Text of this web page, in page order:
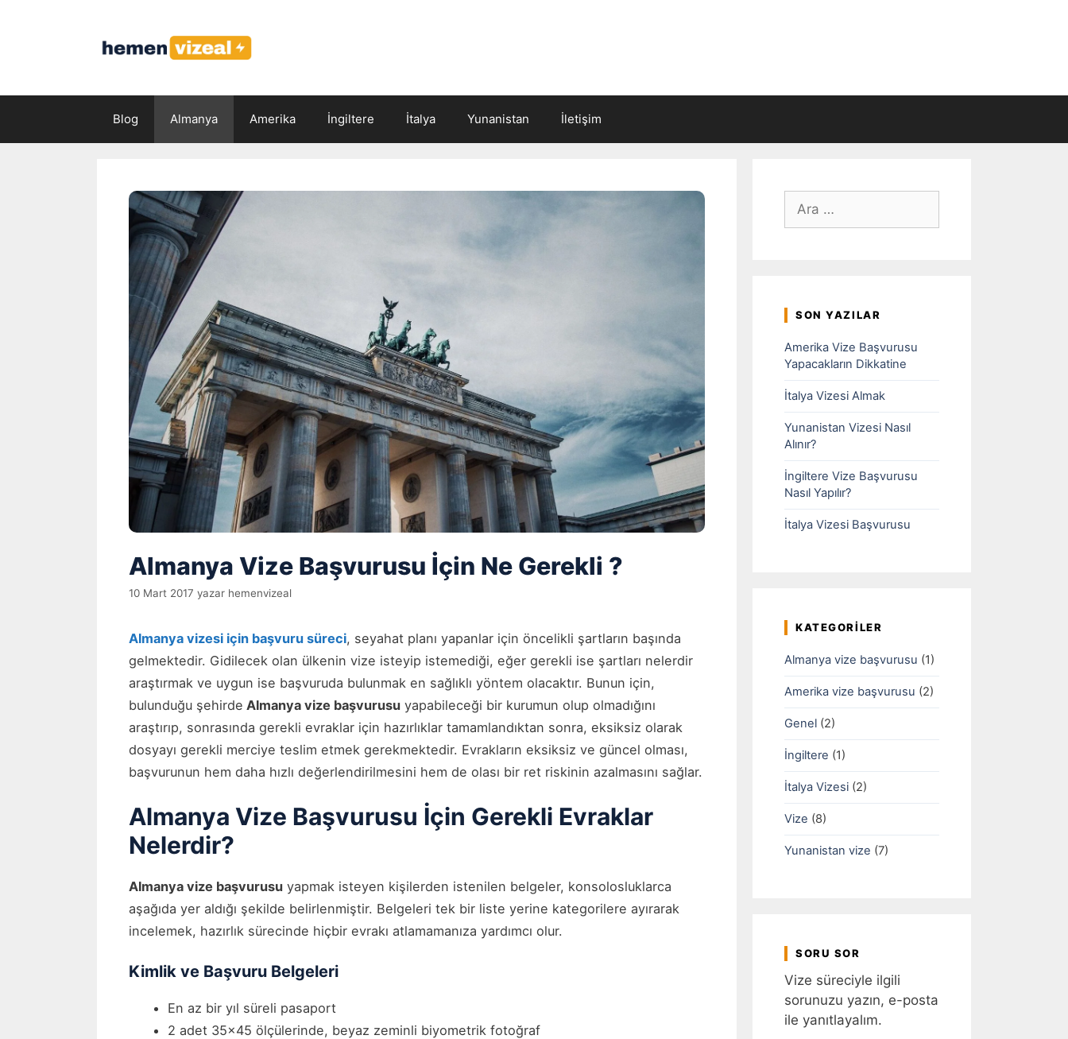
Blog Almanya Amerika İngiltere İtalya Yunanistan İletişim
Almanya Vize Başvurusu İçin Ne Gerekli ?
10 Mart 2017 yazar hemenvizeal
Almanya vizesi için başvuru süreci, seyahat planı yapanlar için öncelikli şartların başında
gelmektedir. Gidilecek olan ülkenin vize isteyip istemediği, eğer gerekli ise şartları nelerdir
araştırmak ve uygun ise başvuruda bulunmak en sağlıklı yöntem olacaktır. Bunun için,
bulunduğu şehirde Almanya vize başvurusu yapabileceği bir kurumun olup olmadığını
araştırıp, sonrasında gerekli evraklar için hazırlıklar tamamlandıktan sonra, eksiksiz olarak
dosyayı gerekli merciye teslim etmek gerekmektedir. Evrakların eksiksiz ve güncel olması,
başvurunun hem daha hızlı değerlendirilmesini hem de olası bir ret riskinin azalmasını sağlar.
Almanya Vize Başvurusu İçin Gerekli Evraklar
Nelerdir?
Almanya vize başvurusu yapmak isteyen kişilerden istenilen belgeler, konsolosluklarca
aşağıda yer aldığı şekilde belirlenmiştir. Belgeleri tek bir liste yerine kategorilere ayırarak
incelemek, hazırlık sürecinde hiçbir evrakı atlamamanıza yardımcı olur.
Kimlik ve Başvuru Belgeleri
En az bir yıl süreli pasaport
2 adet 35×45 ölçülerinde, beyaz zeminli biyometrik fotoğraf
ara
SON YAZILAR
Amerika Vize Başvurusu
Yapacakların Dikkatine
İtalya Vizesi Almak
Yunanistan Vizesi Nasıl
Alınır?
İngiltere Vize Başvurusu
Nasıl Yapılır?
İtalya Vizesi Başvurusu
KATEGORILER
Almanya vize başvurusu (1)
Amerika vize başvurusu (2)
Genel (2)
İngiltere (1)
İtalya Vizesi (2)
Vize (8)
Yunanistan vize (7)
SORU SOR
Vize süreciyle ilgili
sorunuzu yazın, e-posta
ile yanıtlayalım.